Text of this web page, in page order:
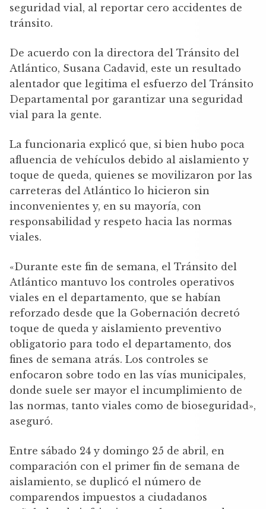
seguridad vial, al reportar cero accidentes de
tránsito.
De acuerdo con la directora del Tránsito del
Atlántico, Susana Cadavid, este un resultado
alentador que legitima el esfuerzo del Tránsito
Departamental por garantizar una seguridad
vial para la gente.
La funcionaria explicó que, si bien hubo poca
afluencia de vehículos debido al aislamiento y
toque de queda, quienes se movilizaron por las
carreteras del Atlántico lo hicieron sin
inconvenientes y, en su mayoría, con
responsabilidad y respeto hacia las normas
viales.
«Durante este fin de semana, el Tránsito del
Atlántico mantuvo los controles operativos
viales en el departamento, que se habían
reforzado desde que la Gobernación decretó
toque de queda y aislamiento preventivo
obligatorio para todo el departamento, dos
fines de semana atrás. Los controles se
enfocaron sobre todo en las vías municipales,
donde suele ser mayor el incumplimiento de
las normas, tanto viales como de bioseguridad»,
aseguró.
Entre sábado 24 y domingo 25 de abril, en
comparación con el primer fin de semana de
aislamiento, se duplicó el número de
comparendos impuestos a ciudadanos